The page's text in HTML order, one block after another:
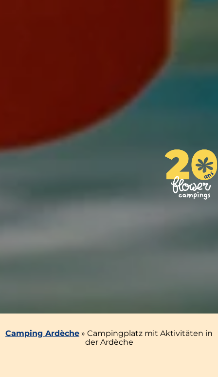
Camping Ardèche » Campingplatz mit Aktivitäten in
der Ardèche